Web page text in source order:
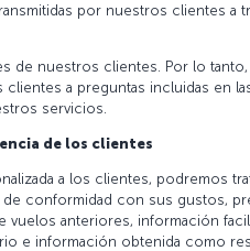
por nuestros clientes a
de nuestros clientes. Por lo
clientes a preguntas incluidas en
servicios.
de los clientes
a los clientes, podremos
conformidad con sus gustos,
vuelos anteriores, información
e información obtenida como